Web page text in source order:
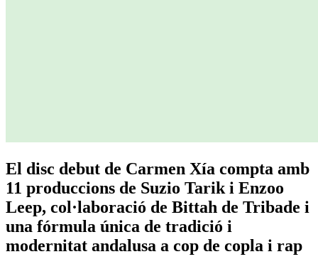
El disc debut de Carmen Xía compta amb
11 produccions de Suzio Tarik i Enzoo
Leep, col·laboració de Bittah de Tribade i
una fórmula única de tradició i
modernitat andalusa a cop de copla i rap